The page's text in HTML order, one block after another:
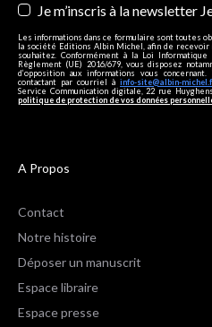
Je m’inscris à la newsletter
Les informations dans ce formulaire sont toutes
la société Editions Albin Michel, afin de
souhaitez. Conformément à la Loi
Règlement (UE) 2016/679, vous disposez
d’opposition aux informations vous
contactant par courriel à info-site@albin-
Service Communication digitale, 22 rue
politique de protection de vos données
A Propos
Contact
Notre histoire
Déposer un manuscrit
Espace libraire
Espace presse